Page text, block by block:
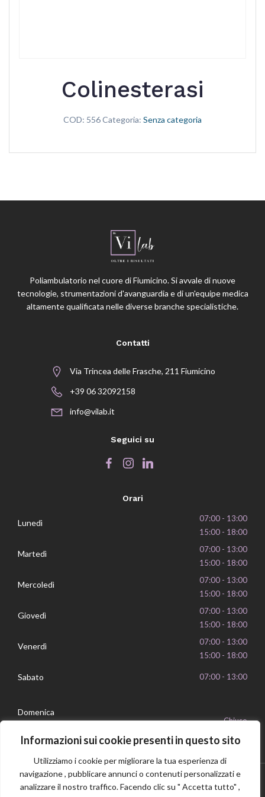
Informazioni sui cookie presenti in questo sito
Utilizziamo i cookie per migliorare la tua esperienza di
navigazione , pubblicare annunci o contenuti personalizzati e
analizzare il nostro traffico. Facendo clic su " Accetta tutto" ,
Colinesterasi
COD: 556Categoria: Senza categoria
Poliambulatorio nel cuore di Fiumicino. Si avvale di nuove
tecnologie, strumentazioni d'avanguardia e di un'equipe medica
altamente qualificata nelle diverse branche specialistiche.
Contatti
Via Trincea delle Frasche, 211 Fiumicino
+39 06 32092158
info@vilab.it
Seguici su
Orari
Lunedì
07:00 - 13:00
15:00 - 18:00
Martedì
07:00 - 13:00
15:00 - 18:00
Mercoledì
07:00 - 13:00
15:00 - 18:00
Giovedì
07:00 - 13:00
15:00 - 18:00
Venerdì
07:00 - 13:00
15:00 - 18:00
Sabato 07:00 - 13:00
Domenica
Chiuso
Privacy Policy Cookie Policy P.IVA 16239351006